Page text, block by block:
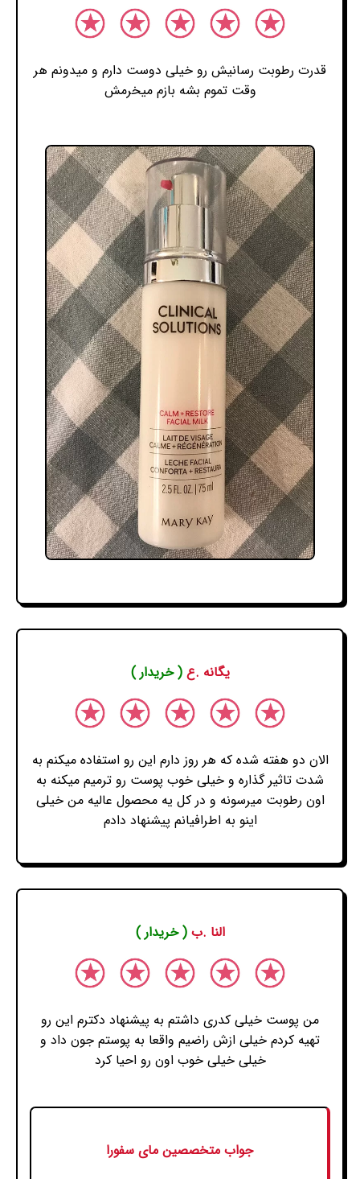
قدرت رطوبت رسانیش رو خیلی دوست دارم و میدونم هر
وقت تموم بشه بازم میخرمش
یگانه .ع( خریدار )
الان دو هفته شده که هر روز دارم این رو استفاده میکنم به
شدت تاثیر گذاره و خیلی خوب پوست رو ترمیم میکنه به
اون رطوبت میرسونه و در کل یه محصول عالیه من خیلی
اینو به اطرافیانم پیشنهاد دادم
النا .ب( خریدار )
من پوست خیلی کدری داشتم به پیشنهاد دکترم این رو
تهیه کردم خیلی ازش راضیم واقعا به پوستم جون داد و
خیلی خیلی خوب اون رو احیا کرد
جواب متخصصین مای سفورا